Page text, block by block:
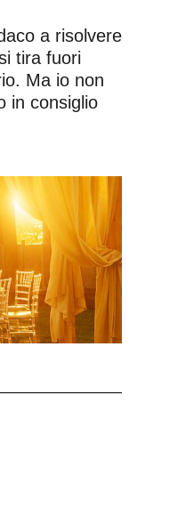
a risolvere
tira fuori
Ma io non
in consiglio